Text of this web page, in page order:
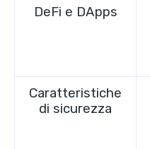
DeFi e DApps
Caratteristiche
di sicurezza